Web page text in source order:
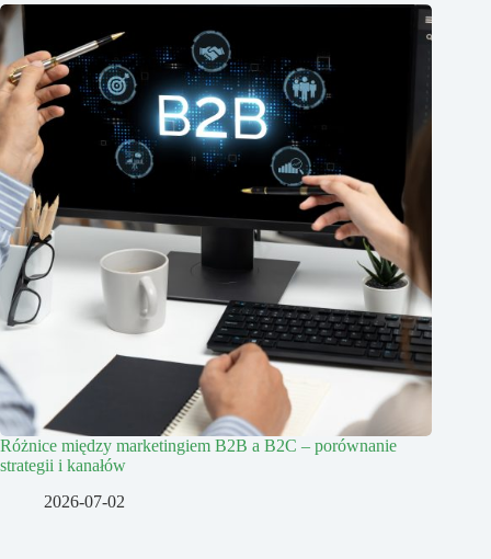
Różnice między marketingiem B2B a B2C – porównanie
strategii i kanałów
2026-07-02